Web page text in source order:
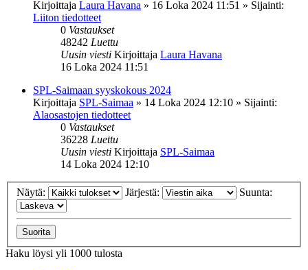
Kirjoittaja Laura Havana » 16 Loka 2024 11:51 » Sijainti:
Liiton tiedotteet
0 Vastaukset
48242 Luettu
Uusin viesti Kirjoittaja Laura Havana
16 Loka 2024 11:51
SPL-Saimaan syyskokous 2024
Kirjoittaja SPL-Saimaa » 14 Loka 2024 12:10 » Sijainti:
Alaosastojen tiedotteet
0 Vastaukset
36228 Luettu
Uusin viesti Kirjoittaja SPL-Saimaa
14 Loka 2024 12:10
Näytä: Järjestä: Suunta:
Haku löysi yli 1000 tulosta